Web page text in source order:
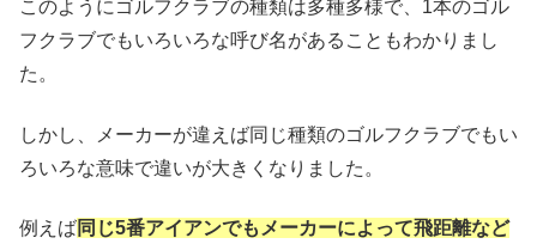
このようにゴルフクラブの種類は多種多様で、1本のゴル
フクラブでもいろいろな呼び名があることもわかりまし
た。
しかし、メーカーが違えば同じ種類のゴルフクラブでもい
ろいろな意味で違いが大きくなりました。
例えば同じ5番アイアンでもメーカーによって飛距離など